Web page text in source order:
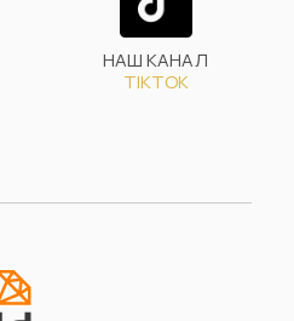
НАШ КАНАЛ
TIKTOK